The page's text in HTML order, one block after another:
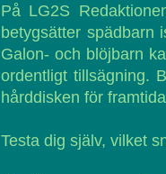
På LG2S
betygsätter spädbarn
Galon- och blöjbarn
ordentligt tillsägning.
hårddisken för
Testa dig själv, vilket